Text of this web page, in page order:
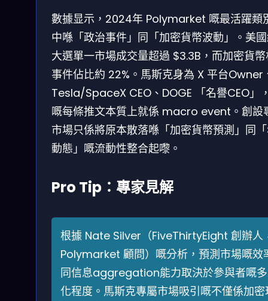
數據显示，2024年 Polymarket 嘅最活躍類
中喺「政治事件」同「加密貨幣波動」。美
大選單一市場成交量超過 $3.3B，而加密貨
事件佔比約 22%。馬斯克身為 X 平台Owner
Tesla/SpaceX CEO、DOGE 「名譽CEO」
嘅每條推文本質上就係 macro event。創設
市場只係將原本散落喺「加密貨幣預測」同
動態」嘅流動性整合起嚟。
Pro Tip：專家見解
根據 Nate Silver（FiveThirtyEight 創辦人
Polymarket 顧問）嘅分析，預測市場嘅效
同信息aggregation能力取決於參與者嘅
化程度。馬斯克專屬市場吸引嘅不僅係加密